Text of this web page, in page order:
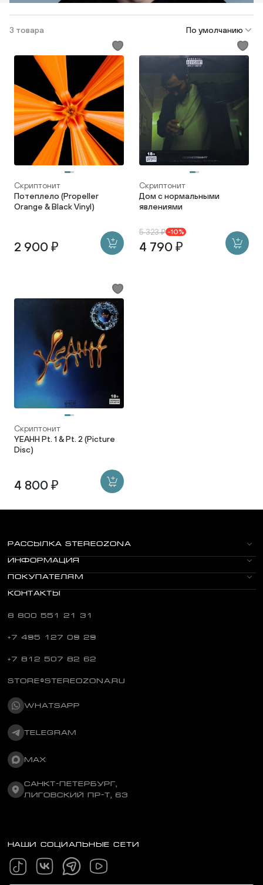
3 товара По умолчанию
Скриптонит
Потеплело (Propeller
Orange & Black Vinyl)
2 900 ₽
Скриптонит
Дом с нормальными
явлениями
5 323 ₽ -10%
4 790 ₽
Скриптонит
YEAHH Pt. 1 & Pt. 2 (Picture
Disc)
4 800 ₽
РАССЫЛКА STEREOZONA
ИНФОРМАЦИЯ
ПОКУПАТЕЛЯМ
КОНТАКТЫ
8 800 551 21 31
+7 495 127 09 29
+7 812 507 82 62
STORE@STEREOZONA.RU
WHATSAPP
TELEGRAM
MAX
САНКТ-ПЕТЕРБУРГ,
ЛИГОВСКИЙ ПР-Т, 63
НАШИ СОЦИАЛЬНЫЕ СЕТИ